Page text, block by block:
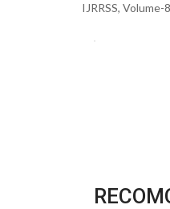
IJRRSS, Volume-